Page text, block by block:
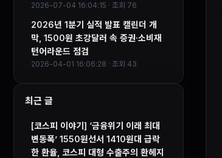
2026-07-04 16:04:15 · 조회 76
2026년 1분기 실적 발표 캘린더 개
막, 1500원 초강달러 속 증권·소비재
턴어라운드 점검
2026-04-01 16:06:28 · 조회 43
최근 글
[코스피 이야기] ‘금융위기 이래 최대
변동폭’ 1550원선서 1410원대 급락
한 환율, 코스피 대형 수출주의 환헤지